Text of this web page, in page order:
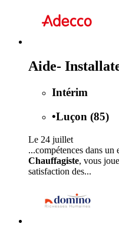
Aide-
Intérim
•Luçon (85)
Le 24 juillet
...compétences dans
Chauffagiste, vous
satisfaction des...